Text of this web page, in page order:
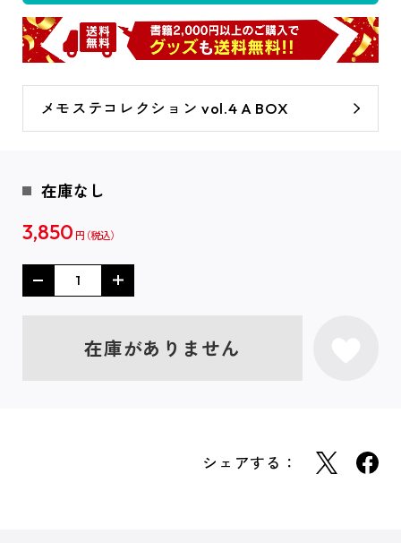
メモステコレクション vol.4 A BOX
在庫なし
3,850 円
在庫がありません
シェアする：